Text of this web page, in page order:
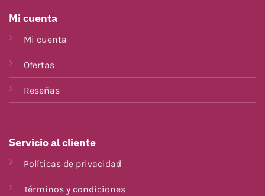
Mi cuenta
Mi cuenta
Ofertas
Reseñas
Servicio al cliente
Políticas de privacidad
Términos y condiciones